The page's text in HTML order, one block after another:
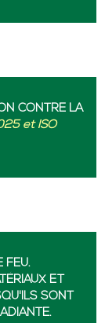
CONTRE LA
et ISO
FEU.
ET
SONT